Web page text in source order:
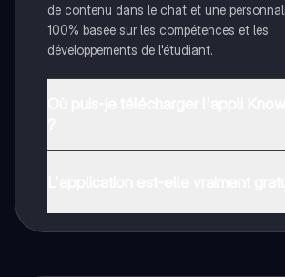
de contenu dans le chat et une
100% basée sur les compétences et les
développements de l'étudiant.